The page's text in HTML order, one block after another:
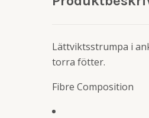
Lättviktsstrumpa i
torra fötter.
Fibre Composition